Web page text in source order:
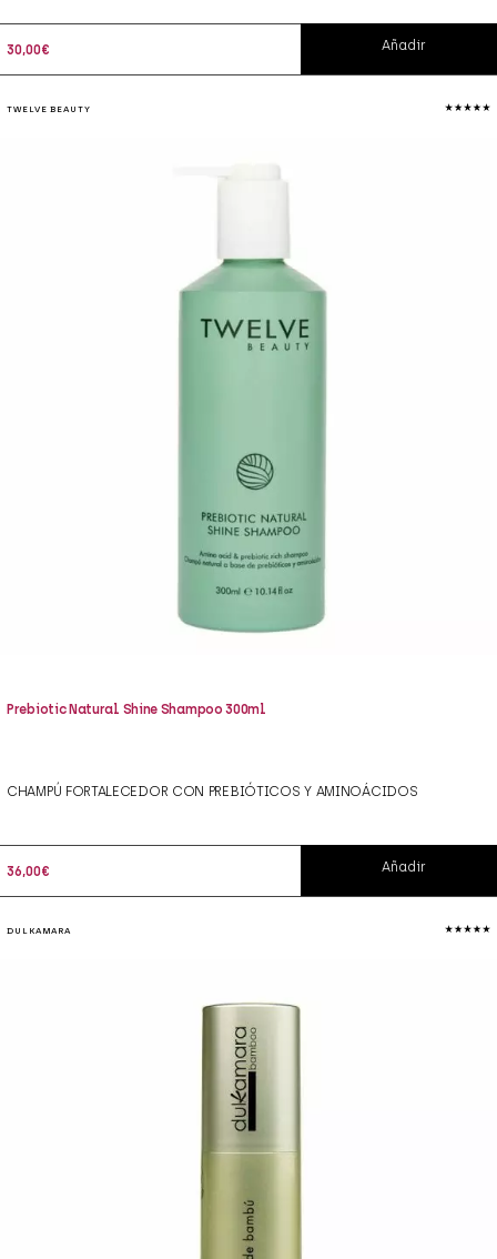
30,00€ Añadir
TWELVE BEAUTY
Prebiotic Natural Shine Shampoo 300ml
CHAMPÚ FORTALECEDOR CON PREBIÓTICOS Y AMINOÁCIDOS
36,00€ Añadir
DULKAMARA